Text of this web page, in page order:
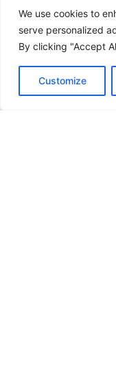
We use cookies to
serve personalized
By clicking "Accept
Customize